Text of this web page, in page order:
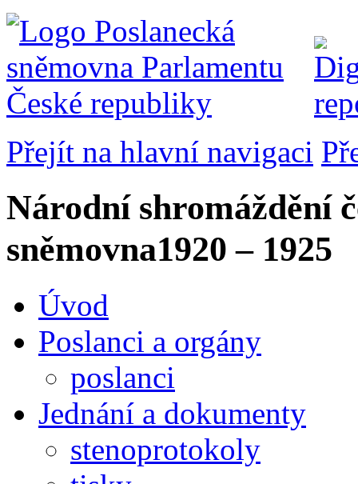
Přejít na hlavní navigaci
Národní shromáždění
sněmovna1920 – 1925
Úvod
Poslanci a orgány
poslanci
Jednání a dokumenty
stenoprotokoly